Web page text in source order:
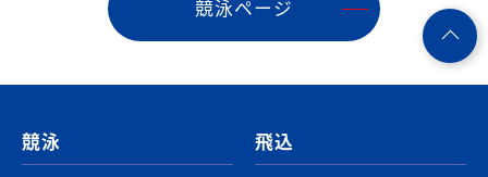
競泳ページ
競泳
飛込